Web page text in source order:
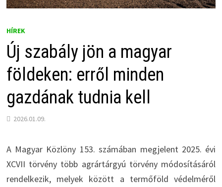
HÍREK
Új szabály jön a magyar
földeken: erről minden
gazdának tudnia kell
2026.01.09.
A Magyar Közlöny 153. számában megjelent 2025. évi
XCVII törvény több agrártárgyú törvény módosításáról
rendelkezik, melyek között a termőföld védelméről